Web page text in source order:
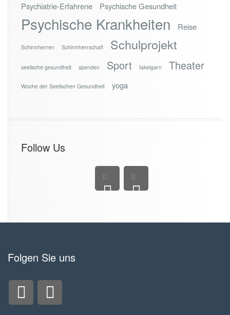
Psychiatrie-Erfahrene Psychische Gesundheit
Psychische Krankheiten Reise
Schirmherren Schirmherrschaft Schulprojekt
seelische gesundheit spenden Sport takelgarn Theater
Woche der Seelischen Gesundheit yoga
Follow Us
Folgen Sie uns